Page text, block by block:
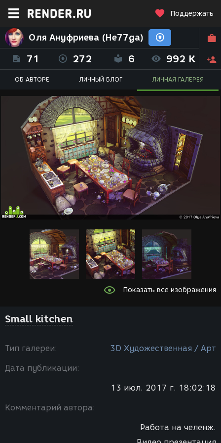
Поддержать
Оля Ануфриева (He77ga)
71 272 6 992 K
ОБ АВТОРЕ ЛИЧНЫЙ БЛОГ ЛИЧНАЯ ГАЛЕРЕЯ
Показать все изображения
Small kitchen
Тип галереи: 3D Художественная / Арт
Дата публикации:
13 июл. 2017 г. 18:02:18
Комментарий автора:
Работа на челенж.